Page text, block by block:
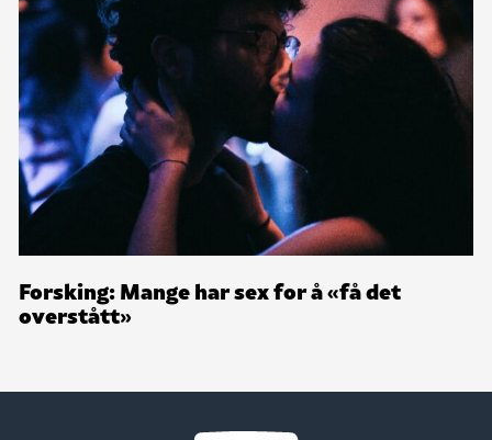
Forsking: Mange har sex for å «få det
overstått»